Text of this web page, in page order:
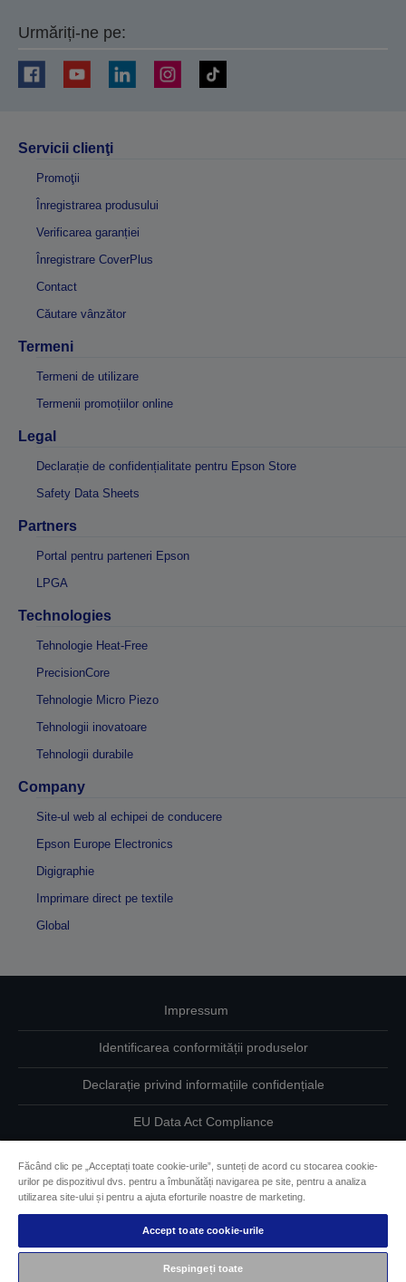
Urmăriți-ne pe:
Servicii clienţi
Promoţii
Înregistrarea produsului
Verificarea garanției
Înregistrare CoverPlus
Contact
Căutare vânzător
Termeni
Termeni de utilizare
Termenii promoțiilor online
Legal
Declarație de confidențialitate pentru Epson Store
Safety Data Sheets
Partners
Portal pentru parteneri Epson
LPGA
Technologies
Tehnologie Heat-Free
PrecisionCore
Tehnologie Micro Piezo
Tehnologii inovatoare
Tehnologii durabile
Company
Site-ul web al echipei de conducere
Epson Europe Electronics
Digigraphie
Imprimare direct pe textile
Global
Impressum
Identificarea conformității produselor
Declarație privind informațiile confidențiale
EU Data Act Compliance
Informaţii despre modulele cookie
Angajamentul Epson pe linie de accesibilitate
Făcând clic pe „Acceptați toate cookie-urile”, sunteți de acord cu stocarea cookie-
urilor pe dispozitivul dvs. pentru a îmbunătăți navigarea pe site, pentru a analiza
utilizarea site-ului și pentru a ajuta eforturile noastre de marketing.
Accept toate cookie-urile
Respingeți toate